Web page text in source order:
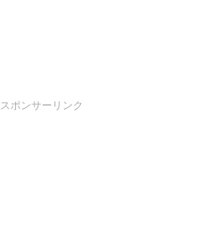
スポンサーリンク